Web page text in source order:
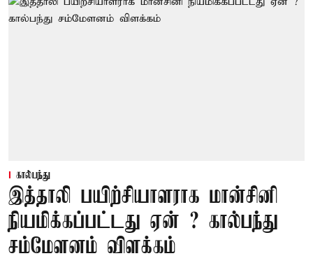
கால்பந்து
இத்தாலி பயிற்சியாளராக மான்சினி
நியமிக்கப்பட்டது ஏன் ? கால்பந்து
சம்மேளனம் விளக்கம்